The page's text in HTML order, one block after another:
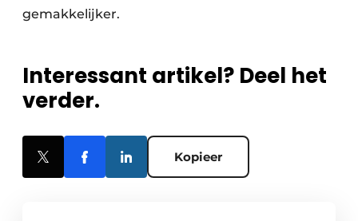
gemakkelijker.
Interessant artikel? Deel het
verder.
Kopieer